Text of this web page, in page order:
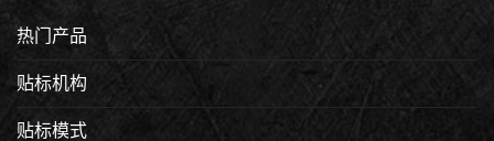
热门产品
贴标机构
贴标模式